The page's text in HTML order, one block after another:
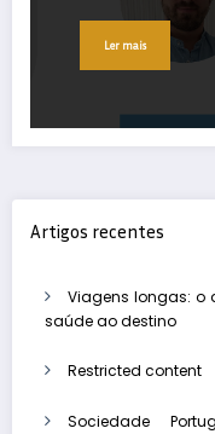
Ler mais
Artigos recentes
Viagens longas: o
saúde ao destino
Restricted content
Sociedade